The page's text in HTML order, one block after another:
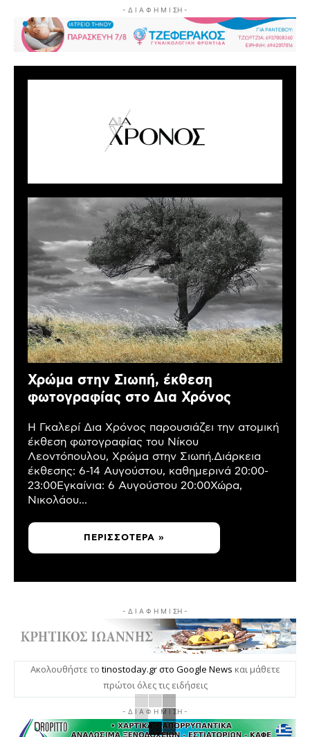
- Δ Ι Α Φ Η Μ Ι ΣΗ -
Χρώμα στην Σιωπή, έκθεση
φωτογραφίας στο Δια Χρόνος
Η Γκαλερί Δια Χρόνος παρουσιάζει την ατομική
έκθεση φωτογραφίας του Νίκου
Λεοντόπουλου, Χρώμα στην Σιωπή.Διάρκεια
έκθεσης: 6-14 Αυγούστου, καθημερινά 20:00-
23:00Εγκαίνια: 6 Αυγούστου 20:00Χώρα,
Νικολάου...
ΠΕΡΙΣΣΌΤΕΡΑ »
- Δ Ι Α Φ Η Μ Ι ΣΗ -
Ακολουθήστε το tinostoday.gr στο Google News και μάθετε
πρώτοι όλες τις ειδήσεις
- Δ Ι Α Φ Η Μ Ι ΣΗ -